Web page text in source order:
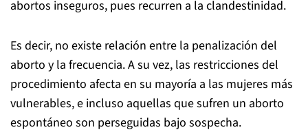
abortos inseguros, pues recurren a la clandestinidad.
Es decir, no existe relación entre la penalización del
aborto y la frecuencia. A su vez, las restricciones del
procedimiento afecta en su mayoría a las mujeres más
vulnerables, e incluso aquellas que sufren un aborto
espontáneo son perseguidas bajo sospecha.